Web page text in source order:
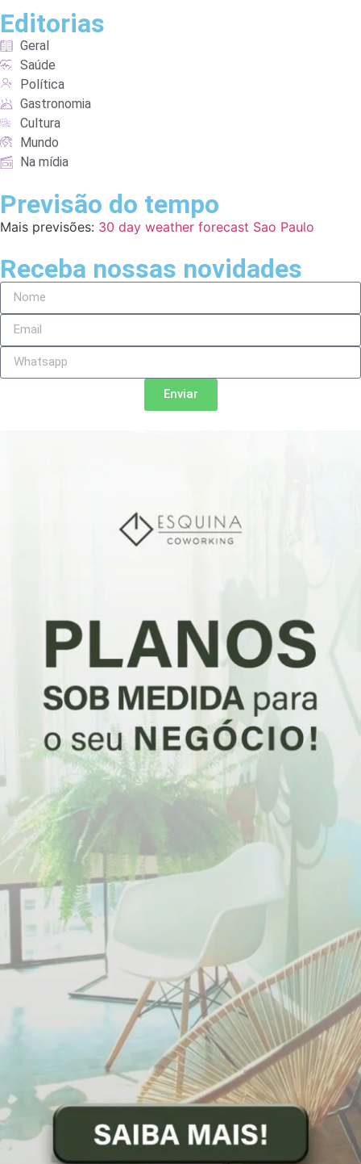
Editorias
Geral
Saúde
Política
Gastronomia
Cultura
Mundo
Na mídia
Previsão do tempo
Mais previsões: 30 day weather forecast Sao Paulo
Receba nossas novidades
Enviar